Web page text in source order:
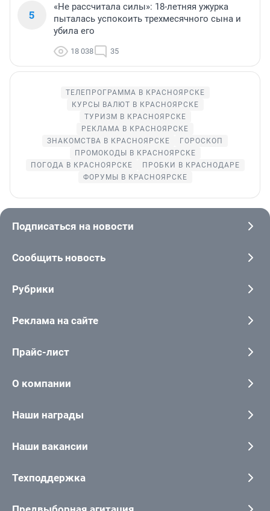
5
«Не рассчитала силы»: 18-летняя ужурка
пыталась успокоить трехмесячного сына и
убила его
18 038 35
ТЕЛЕПРОГРАММА В КРАСНОЯРСКЕ
КУРСЫ ВАЛЮТ В КРАСНОЯРСКЕ
ТУРИЗМ В КРАСНОЯРСКЕ
РЕКЛАМА В КРАСНОЯРСКЕ
ЗНАКОМСТВА В КРАСНОЯРСКЕ
ГОРОСКОП
ПРОМОКОДЫ В КРАСНОЯРСКЕ
ПОГОДА В КРАСНОЯРСКЕ
ПРОБКИ В КРАСНОДАРЕ
ФОРУМЫ В КРАСНОЯРСКЕ
Подписаться на новости
Сообщить новость
Рубрики
Реклама на сайте
Прайс-лист
О компании
Наши награды
Наши вакансии
Техподдержка